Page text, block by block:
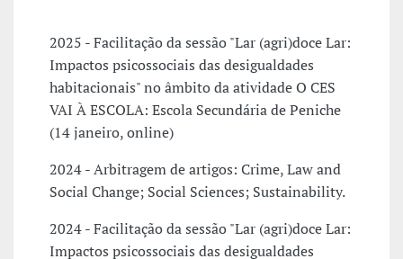
2025 - Facilitação da sessão "Lar (agri)doce Lar:
Impactos psicossociais das desigualdades
habitacionais" no âmbito da atividade O CES
VAI À ESCOLA: Escola Secundária de Peniche
(14 janeiro, online)
2024 - Arbitragem de artigos: Crime, Law and
Social Change; Social Sciences; Sustainability.
2024 - Facilitação da sessão "Lar (agri)doce Lar:
Impactos psicossociais das desigualdades